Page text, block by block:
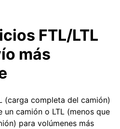
FTL/LTL
más
(carga completa del camión)
un camión o LTL (menos que
para volúmenes más